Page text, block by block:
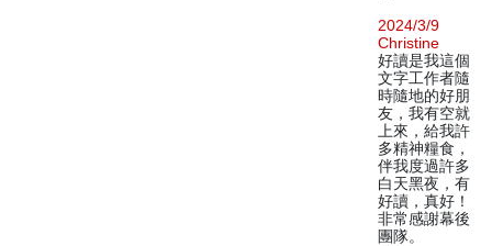
2024/3/9
Christine
好讀是我這個
文字工作者隨
時隨地的好朋
友，我有空就
上來，給我許
多精神糧食，
伴我度過許多
白天黑夜，有
好讀，真好！
非常感謝幕後
團隊。